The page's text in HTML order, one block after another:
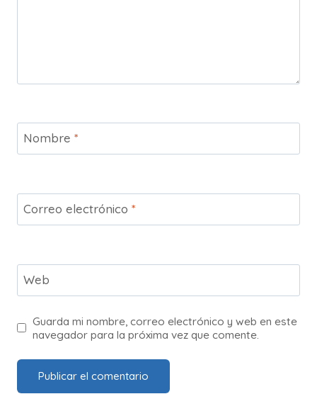
Nombre *
Correo electrónico *
Web
Guarda mi nombre, correo electrónico y web en este
navegador para la próxima vez que comente.